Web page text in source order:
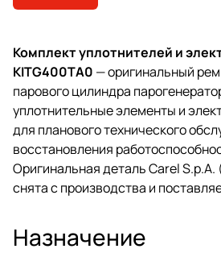
Комплект уплотнителей и
KITG400TA0 — оригинальный
парового цилиндра
уплотнительные элементы и
для планового технического
восстановления
Оригинальная деталь Carel
снята с производства и
Назначение